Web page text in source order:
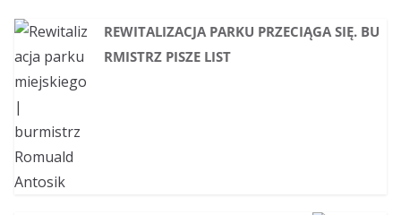
REWITALIZACJA PARKU PRZECIĄGA SIĘ. BU
RMISTRZ PISZE LIST